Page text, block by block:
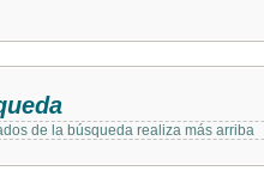
de la búsqueda realiza más arriba